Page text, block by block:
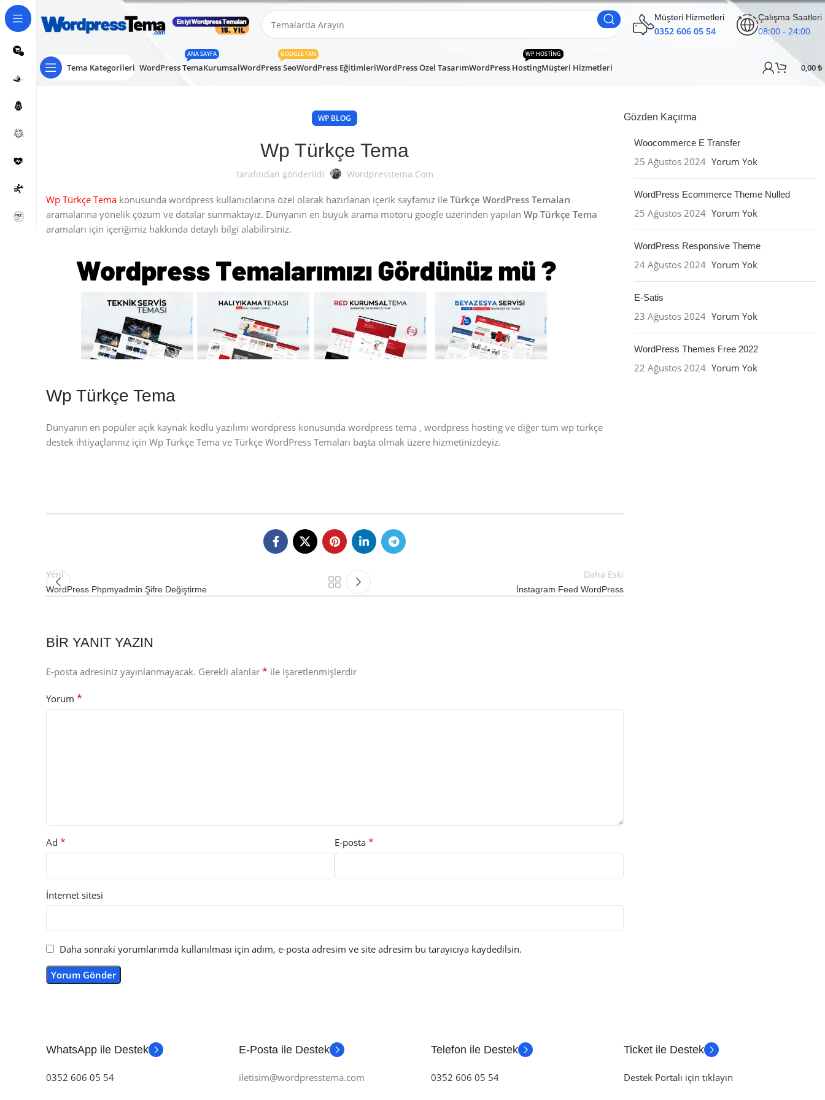
Müşteri Hizmetleri
0352 606 05 54
Çalışma Saatleri
08:00 - 24:00
Tema Kategorileri WordPress Tema
ANA SAYFA
KurumsalWordPress Seo
GOOGLE FAN
WordPress EğitimleriWordPress Özel TasarımWordPress Hosting
WP HOSTING
Müşteri Hizmetleri 0,00₺
WP BLOG
Wp Türkçe Tema
tarafından gönderildi Wordpresstema.com
Wp Türkçe Tema konusunda wordpress kullanıcılarına özel olarak hazırlanan içerik sayfamız ile Türkçe WordPress Temaları
aramalarına yönelik çözüm ve datalar sunmaktayız. Dünyanın en büyük arama motoru google üzerinden yapılan Wp Türkçe Tema
aramaları için içeriğimiz hakkında detaylı bilgi alabilirsiniz.
Wp Türkçe Tema
Dünyanın en popüler açık kaynak kodlu yazılımı wordpress konusunda wordpress tema , wordpress hosting ve diğer tüm wp türkçe
destek ihtiyaçlarınız için Wp Türkçe Tema ve Türkçe WordPress Temaları başta olmak üzere hizmetinizdeyiz.
Yeni
WordPress Phpmyadmin Şifre Değiştirme
Daha Eski
İnstagram Feed WordPress
BIR YANIT YAZIN
E-posta adresiniz yayınlanmayacak. Gerekli alanlar * ile işaretlenmişlerdir
Yorum *
Ad * E-posta*
İnternet sitesi
Daha sonraki yorumlarımda kullanılması için adım, e-posta adresim ve site adresim bu tarayıcıya kaydedilsin.
Gözden Kaçırma
Woocommerce E Transfer
25 Ağustos 2024 Yorum Yok
WordPress Ecommerce Theme Nulled
25 Ağustos 2024 Yorum Yok
WordPress Responsive Theme
24 Ağustos 2024 Yorum Yok
E-Satis
23 Ağustos 2024 Yorum Yok
WordPress Themes Free 2022
22 Ağustos 2024 Yorum Yok
WhatsApp ile Destek
0352 606 05 54
E-Posta ile Destek
iletisim@wordpresstema.com
Telefon ile Destek
0352 606 05 54
Ticket ile Destek
Destek Portalı için tıklayın